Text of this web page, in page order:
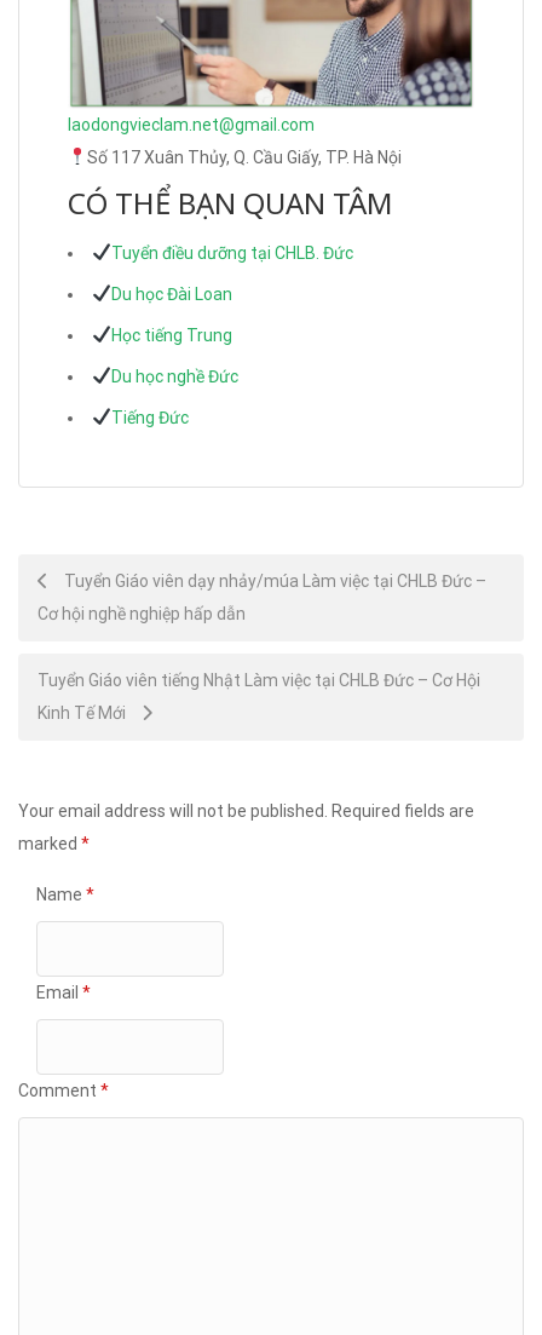
laodongvieclam.net@gmail.com
Số 117 Xuân Thủy, Q. Cầu Giấy, TP. Hà Nội
CÓ THỂ BẠN QUAN TÂM
Tuyển điều dưỡng tại CHLB. Đức
Du học Đài Loan
Học tiếng Trung
Du học nghề Đức
Tiếng Đức
Post
navigation
Tuyển Giáo viên dạy nhảy/múa Làm việc tại CHLB Đức –
Cơ hội nghề nghiệp hấp dẫn
Tuyển Giáo viên tiếng Nhật Làm việc tại CHLB Đức – Cơ Hội
Kinh Tế Mới
Your email address will not be published.
Required fields are
marked *
Name *
Email *
Comment *